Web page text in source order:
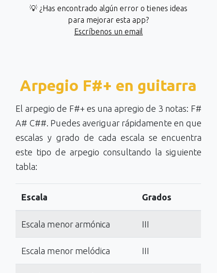
💡 ¿Has encontrado algún error o tienes ideas
para mejorar esta app?
Escríbenos un email
Arpegio F#+ en guitarra
El arpegio de F#+ es una apregio de 3 notas: F#
A# C##. Puedes averiguar rápidamente en que
escalas y grado de cada escala se encuentra
este tipo de arpegio consultando la siguiente
tabla:
Escala Grados
Escala menor armónica III
Escala menor melódica III